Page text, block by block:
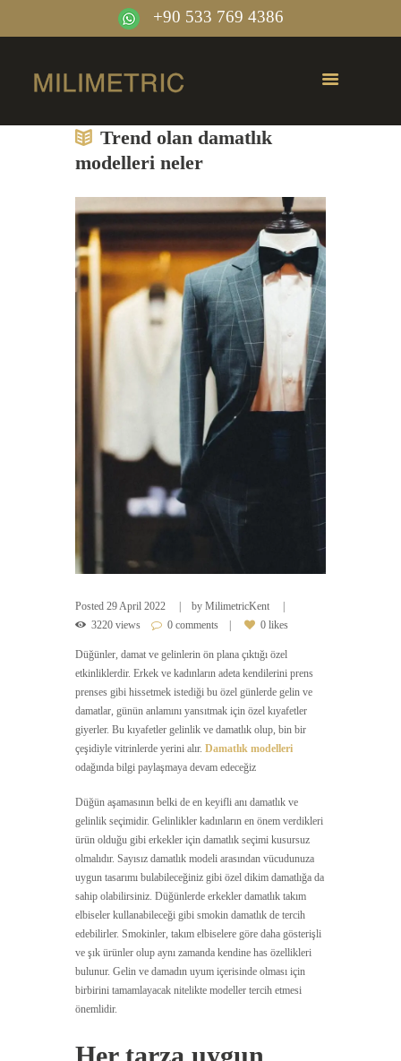
+90 533 769 4386
Trend olan damatlık
modelleri neler
Posted 29 April 2022 by MilimetricKent
3220 views
0 comments 0 likes
Düğünler, damat ve gelinlerin ön plana çıktığı özel
etkinliklerdir. Erkek ve kadınların adeta kendilerini prens
prenses gibi hissetmek istediği bu özel günlerde gelin ve
damatlar, günün anlamını yansıtmak için özel kıyafetler
giyerler. Bu kıyafetler gelinlik ve damatlık olup, bin bir
çeşidiyle vitrinlerde yerini alır. Damatlık modelleri
odağında bilgi paylaşmaya devam edeceğiz
Düğün aşamasının belki de en keyifli anı damatlık ve
gelinlik seçimidir. Gelinlikler kadınların en önem verdikleri
ürün olduğu gibi erkekler için damatlık seçimi kusursuz
olmalıdır. Sayısız damatlık modeli arasından vücudunuza
uygun tasarımı bulabileceğiniz gibi özel dikim damatlığa da
sahip olabilirsiniz. Düğünlerde erkekler damatlık takım
elbiseler kullanabileceği gibi smokin damatlık de tercih
edebilirler. Smokinler, takım elbiselere göre daha gösterişli
ve şık ürünler olup aynı zamanda kendine has özellikleri
bulunur. Gelin ve damadın uyum içerisinde olması için
birbirini tamamlayacak nitelikte modeller tercih etmesi
önemlidir.